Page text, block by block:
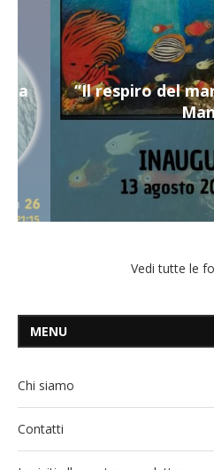
“Il respiro del
Vedi tutte le
MENU
Chi siamo
Contatti